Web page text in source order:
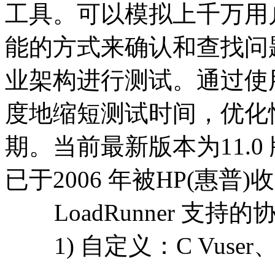
工具。可以模拟上千万
能的方式来确认和查找问
业架构进行测试。通过
度地缩短测试时间，优
期。 当前最新版本为11.0
已于2006 年被HP(惠普)
LoadRunner 支持的
1) 自定义：C Vuser、